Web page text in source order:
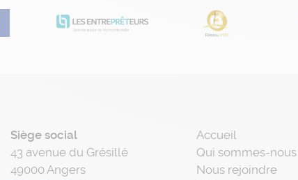
Siège social
43 avenue du Grésillé
49000 Angers
Accueil
Qui sommes-nous
Nous rejoindre